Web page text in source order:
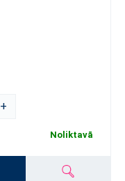
+
Noliktavā